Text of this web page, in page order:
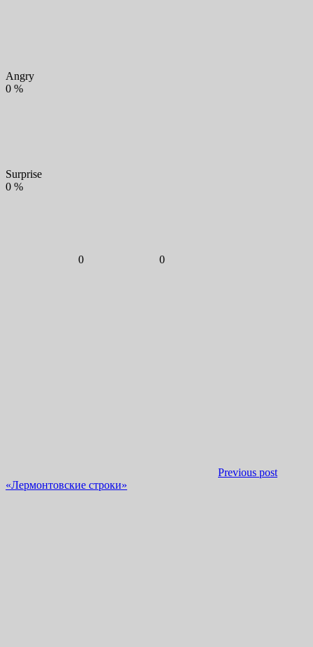
Angry
0 %
Surprise
0 %
0 0
Previous post
«Лермонтовские строки»